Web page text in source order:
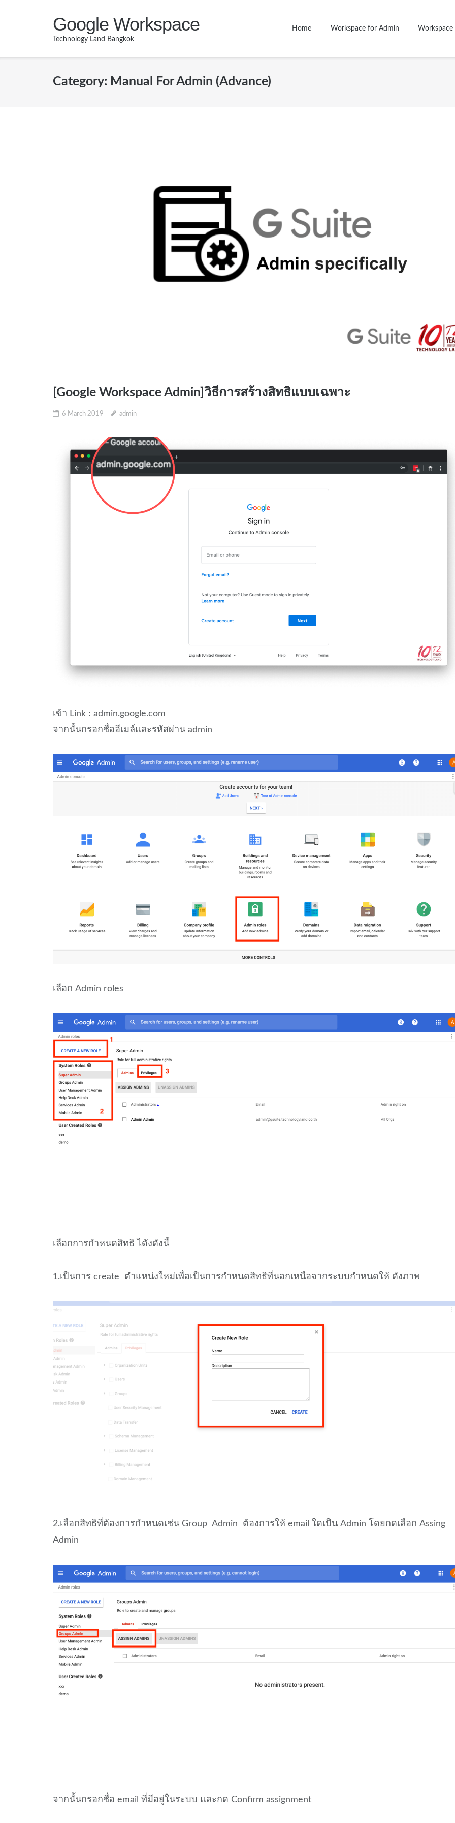
Google Workspace
Technology Land Bangkok
Home Workspace for Admin
Category: Manual For Admin (Advance)
[Google Workspace Admin]วิธีการสร้างสิทธิแบบเฉพาะ
6 March 2019 admin
เข้า Link : admin.google.com
จากนั้นกรอกชื่ออีเมล์และรหัสผ่าน admin
เลือก Admin roles
เลือกการกำหนดสิทธิ ไดังดังนี้
1.เป็นการ create ตำแหน่งใหม่เพื่อเป็นการกำหนดสิทธิที่นอกเหนือจากระบบกำหนดให้ ดังภาพ
2.เลือกสิทธิที่ต้องการกำหนดเช่น Group Admin ต้องการให้ email ใดเป็น Admin โดยกดเลือก Assing
Admin
จากนั้นกรอกชื่อ email ที่มีอยู่ในระบบ และกด Confirm assignment